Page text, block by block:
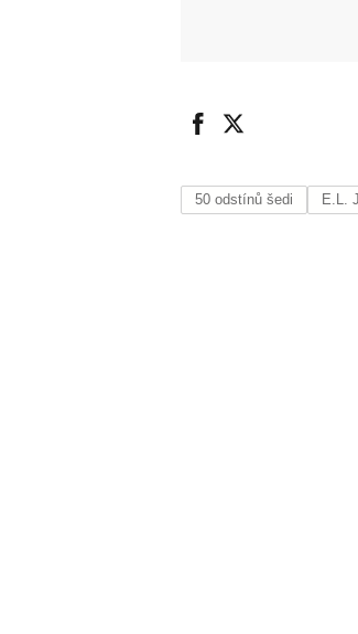
50 odstínů šedi E.L.